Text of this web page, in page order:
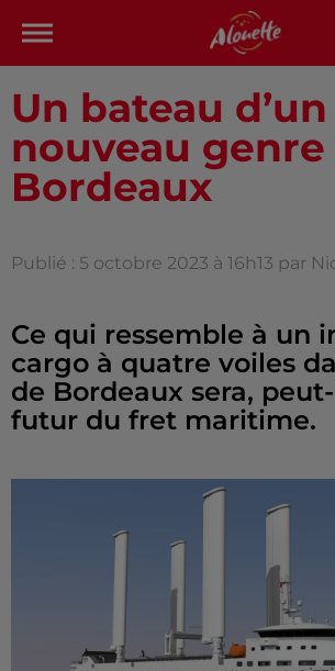
Un bateau d’un
nouveau genre
Bordeaux
Publié : 5 octobre 2023 à 16h13 par
Ce qui ressemble à un
cargo à quatre voiles
de Bordeaux sera,
futur du fret maritime.